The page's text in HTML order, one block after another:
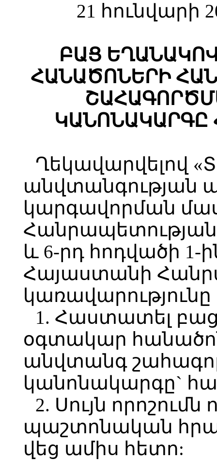
21 հունվարի
ԲԱՑ
ՀԱՆԱԾՈՆԵՐԻ
ԿԱՆՈՆԱԿԱՐԳԸ
Ղեկավարվելով
կարգավորման
Հանրապետության
և 6-րդ հոդվածի 1-
Հայաստանի
կառավարությունը
1. Հաստատել
օգտակար
անվտանգ
կանոնակարգը`
2. Սույն որոշումն
պաշտոնական
վեց ամիս հետո: